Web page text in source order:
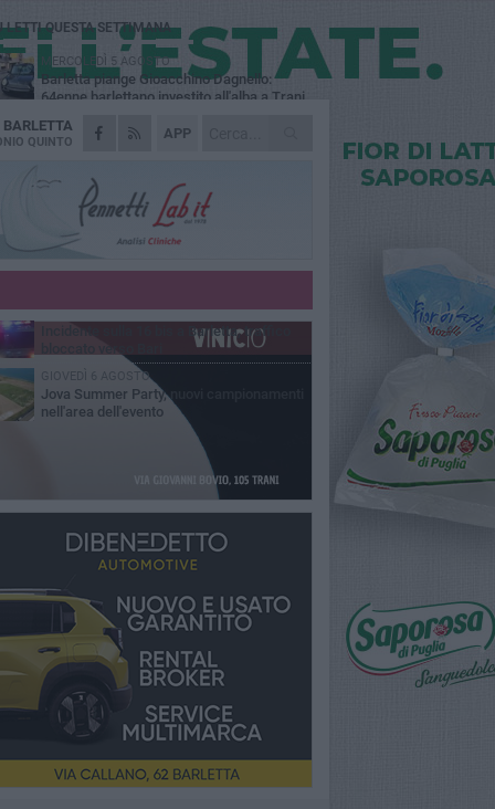
APP
BARLETTA
QUINTO
LETTI QUESTA SETTIMANA
MERCOLEDÌ 5 AGOSTO
Barletta piange Gioacchino Dagnello:
64enne barlettano investito all'alba a Trani
GIOVEDÌ 6 AGOSTO
Il ricordo di "Cecco", il benzinaio col
dalla pensione»
MERCOLEDÌ 5 AGOSTO
Jova Summer Party, giovedì mattina
sopralluogo nell'area dell'evento
DOMENICA 2 AGOSTO
Beni confiscati alla mafia. Nasce il servizio
VENERDÌ 7 AGOSTO
Incidente sulla 16 bis a Barletta, traffico
GIOVEDÌ 6 AGOSTO
Jova Summer Party, nuovi campionamenti
nell'area dell'evento